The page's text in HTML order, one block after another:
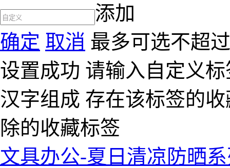
添加
确定 取消 最多可选不超
设置成功 请输入自定义
汉字组成 存在该标签的
除的收藏标签
文具办公-夏日清凉防晒